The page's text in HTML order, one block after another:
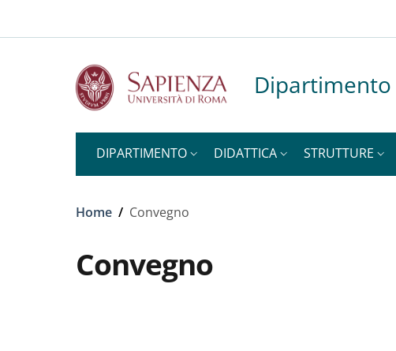
DIPARTIMENTO DIDATTICA STRUTTURE
Briciole di pane
Home / Convegno
Convegno